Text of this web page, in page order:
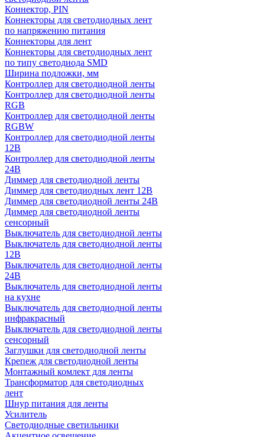
Коннектор, PIN
Коннекторы для светодиодных лент
по напряжению питания
Коннекторы для лент
Коннекторы для светодиодных лент
по типу светодиода SMD
Ширина подложки, мм
Контроллер для светодиодной ленты
Контроллер для светодиодной ленты
RGB
Контроллер для светодиодной ленты
RGBW
Контроллер для светодиодной ленты
12В
Контроллер для светодиодной ленты
24В
Диммер для светодиодной ленты
Диммер для светодиодных лент 12В
Диммер для светодиодной ленты 24В
Диммер для светодиодной ленты
сенсорный
Выключатель для светодиодной ленты
Выключатель для светодиодной ленты
12В
Выключатель для светодиодной ленты
24В
Выключатель для светодиодной ленты
на кухне
Выключатель для светодиодной ленты
инфракрасный
Выключатель для светодиодной ленты
сенсорный
Заглушки для светодиодной ленты
Крепеж для светодиодной ленты
Монтажный комлект для ленты
Трансформатор для светодиодных
лент
Шнур питания для ленты
Усилитель
Светодиодные светильники